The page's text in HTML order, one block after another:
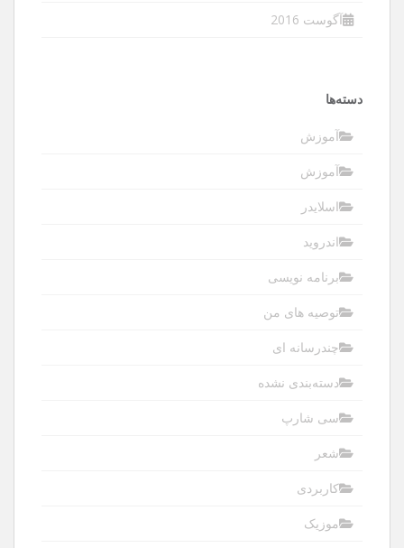
آگوست 2016
دسته‌ها
آموزش
آموزش
اسلایدر
اندروید
برنامه نویسی
توصیه های من
چندرسانه ای
دسته‌بندی نشده
سی شارپ
شعر
کاربردی
موزیک